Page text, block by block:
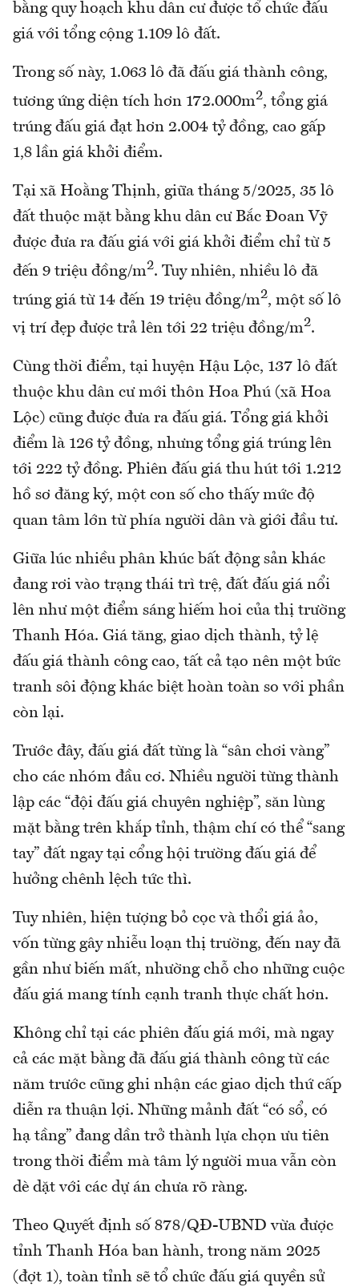
bằng quy hoạch khu dân cư được tổ chức đấu
giá với tổng cộng 1.109 lô đất.
Trong số này, 1.063 lô đã đấu giá thành công,
tương ứng diện tích hơn 172.000m2, tổng giá
trúng đấu giá đạt hơn 2.004 tỷ đồng, cao gấp
1,8 lần giá khởi điểm.
Tại xã Hoằng Thịnh, giữa tháng 5/2025, 35 lô
đất thuộc mặt bằng khu dân cư Bắc Đoan Vỹ
được đưa ra đấu giá với giá khởi điểm chỉ từ 5
đến 9 triệu đồng/m2. Tuy nhiên, nhiều lô đã
trúng giá từ 14 đến 19 triệu đồng/m2, một số lô
vị trí đẹp được trả lên tới 22 triệu đồng/m2.
Cùng thời điểm, tại huyện Hậu Lộc, 137 lô đất
thuộc khu dân cư mới thôn Hoa Phú (xã Hoa
Lộc) cũng được đưa ra đấu giá. Tổng giá khởi
điểm là 126 tỷ đồng, nhưng tổng giá trúng lên
tới 222 tỷ đồng. Phiên đấu giá thu hút tới 1.212
hồ sơ đăng ký, một con số cho thấy mức độ
quan tâm lớn từ phía người dân và giới đầu tư.
Giữa lúc nhiều phân khúc bất động sản khác
đang rơi vào trạng thái trì trệ, đất đấu giá nổi
lên như một điểm sáng hiếm hoi của thị trường
Thanh Hóa. Giá tăng, giao dịch thành, tỷ lệ
đấu giá thành công cao, tất cả tạo nên một bức
tranh sôi động khác biệt hoàn toàn so với phần
còn lại.
Trước đây, đấu giá đất từng là “sân chơi vàng”
cho các nhóm đầu cơ. Nhiều người từng thành
lập các “đội đấu giá chuyên nghiệp”, săn lùng
mặt bằng trên khắp tỉnh, thậm chí có thể “sang
tay” đất ngay tại cổng hội trường đấu giá để
hưởng chênh lệch tức thì.
Tuy nhiên, hiện tượng bỏ cọc và thổi giá ảo,
vốn từng gây nhiễu loạn thị trường, đến nay đã
gần như biến mất, nhường chỗ cho những cuộc
đấu giá mang tính cạnh tranh thực chất hơn.
Không chỉ tại các phiên đấu giá mới, mà ngay
cả các mặt bằng đã đấu giá thành công từ các
năm trước cũng ghi nhận các giao dịch thứ cấp
diễn ra thuận lợi. Những mảnh đất “có sổ, có
hạ tầng” đang dần trở thành lựa chọn ưu tiên
trong thời điểm mà tâm lý người mua vẫn còn
dè dặt với các dự án chưa rõ ràng.
Theo Quyết định số 878/QĐ-UBND vừa được
tỉnh Thanh Hóa ban hành, trong năm 2025
(đợt 1), toàn tỉnh sẽ tổ chức đấu giá quyền sử